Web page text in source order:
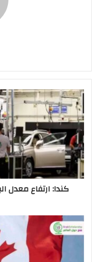
كندا: ارتفاع معدل